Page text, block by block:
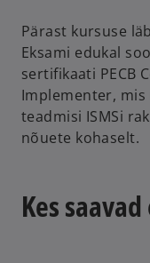
Pärast kursuse
Eksami edukal
sertifikaati PECB
Implementer,
teadmisi ISMSi
nõuete kohaselt.
Kes